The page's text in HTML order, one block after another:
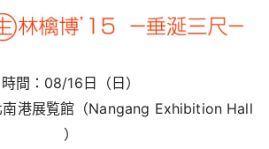
時間：08/16日（日）
南港展覧館（Nangang Exhibition Hall
）